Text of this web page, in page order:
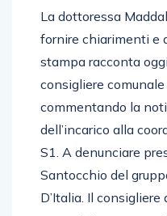
La dottoressa
fornire chiarimenti e
stampa racconta
consigliere
commentando la
dell’incarico alla
S1. A denunciare
Santocchio del
D’Italia. Il